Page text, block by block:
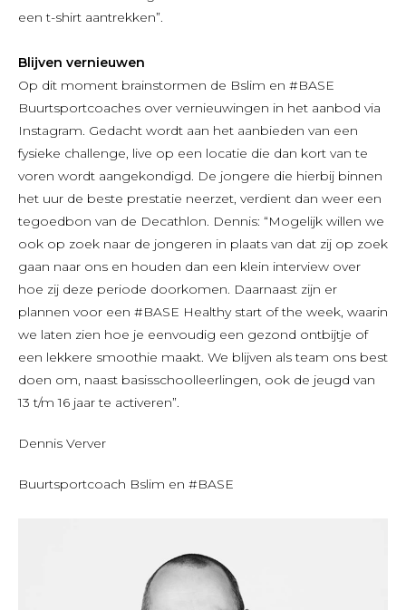
een t-shirt aantrekken”.
Blijven vernieuwen
Op dit moment brainstormen de Bslim en #BASE
Buurtsportcoaches over vernieuwingen in het aanbod via
Instagram. Gedacht wordt aan het aanbieden van een
fysieke challenge, live op een locatie die dan kort van te
voren wordt aangekondigd. De jongere die hierbij binnen
het uur de beste prestatie neerzet, verdient dan weer een
tegoedbon van de Decathlon. Dennis: “Mogelijk willen we
ook op zoek naar de jongeren in plaats van dat zij op zoek
gaan naar ons en houden dan een klein interview over
hoe zij deze periode doorkomen. Daarnaast zijn er
plannen voor een #BASE Healthy start of the week, waarin
we laten zien hoe je eenvoudig een gezond ontbijtje of
een lekkere smoothie maakt. We blijven als team ons best
doen om, naast basisschoolleerlingen, ook de jeugd van
13 t/m 16 jaar te activeren”.
Dennis Verver
Buurtsportcoach Bslim en #BASE